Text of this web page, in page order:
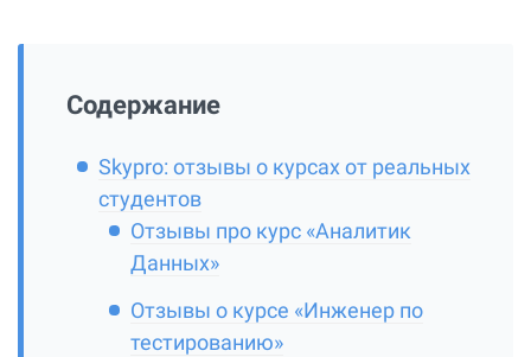
Содержание
Skypro: отзывы о курсах от реальных
студентов
Отзывы про курс «Аналитик
Данных»
Отзывы о курсе «Инженер по
тестированию»